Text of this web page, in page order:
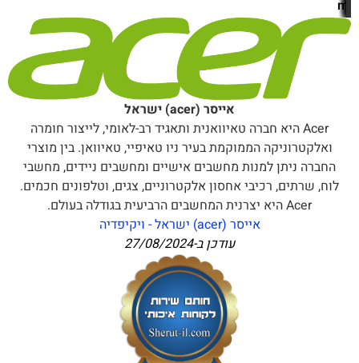
אייסר (acer) ישראל
Acer היא חברה טאיוואנית ותאגיד רב-לאומי, לייצור חומרה
ואלקטרוניקה הממוקמת בעיר ניו טאיפיי, טאיוואן. בין מוצרי
החברה ניתן למנות מחשבים אישיים ומחשבים ניידים, מחשבי
לוח, שרתים, רכיבי אחסון אלקטרוניים, צגים, וטלפונים חכמים.
Acer היא יצרנית המחשבים הרביעית בגודלה בעולם.
אייסר (acer) ישראל - ויקיפדיה
עודכן ב-27/08/2024
m